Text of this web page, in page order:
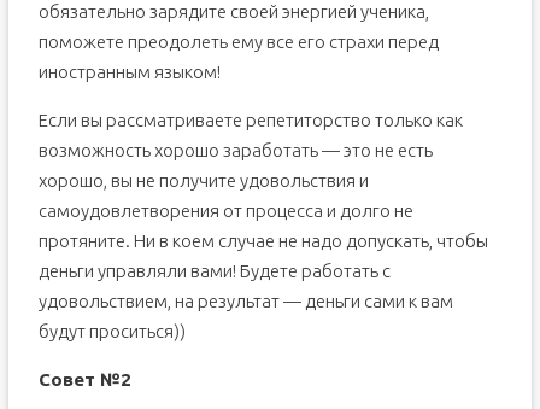
обязательно зарядите своей энергией ученика,
поможете преодолеть ему все его страхи перед
иностранным языком!
Если вы рассматриваете репетиторство только как
возможность хорошо заработать — это не есть
хорошо, вы не получите удовольствия и
самоудовлетворения от процесса и долго не
протяните. Ни в коем случае не надо допускать, чтобы
деньги управляли вами! Будете работать с
удовольствием, на результат — деньги сами к вам
будут проситься))
Совет №2